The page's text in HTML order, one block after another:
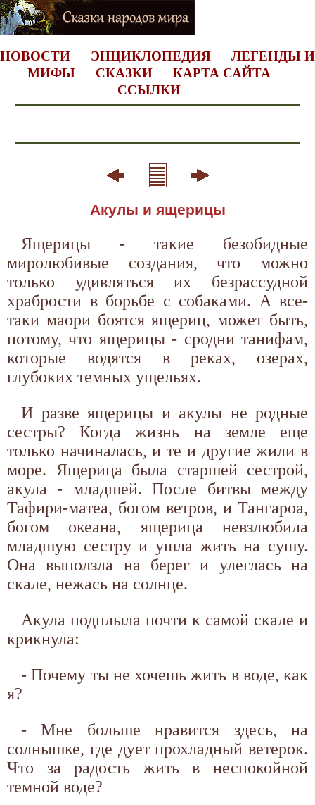
НОВОСТИ ЭНЦИКЛОПЕДИЯ
ЛЕГЕНДЫ И
МИФЫ
СКАЗКИ
КАРТА САЙТА
ССЫЛКИ
Акулы и ящерицы
Ящерицы - такие безобидные
миролюбивые создания, что можно
только удивляться их безрассудной
храбрости в борьбе с собаками. А все-
таки маори боятся ящериц, может быть,
потому, что ящерицы - сродни танифам,
которые водятся в реках, озерах,
глубоких темных ущельях.
И разве ящерицы и акулы не родные
сестры? Когда жизнь на земле еще
только начиналась, и те и другие жили в
море. Ящерица была старшей сестрой,
акула - младшей. После битвы между
Тафири-матеа, богом ветров, и Тангароа,
богом океана, ящерица невзлюбила
младшую сестру и ушла жить на сушу.
Она выползла на берег и улеглась на
скале, нежась на солнце.
Акула подплыла почти к самой скале и
крикнула:
- Почему ты не хочешь жить в воде, как
я?
- Мне больше нравится здесь, на
солнышке, где дует прохладный ветерок.
Что за радость жить в неспокойной
темной воде?